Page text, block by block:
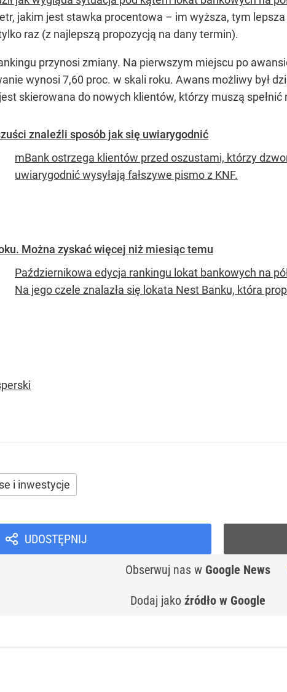
jakim jest stawka procentowa – im wyższa, tym
raz (z najlepszą propozycją na dany termin).
przynosi zmiany. Na pierwszym miejscu po
wynosi 7,60 proc. w skali roku. Awans możliwy był
skierowana do nowych klientów, którzy muszą
znaleźli sposób jak się uwiarygodnić
mBank ostrzega klientów przed oszustami, którzy
uwiarygodnić wysyłają fałszywe pismo z KNF.
Można zyskać więcej niż miesiąc temu
Październikowa edycja rankingu lokat bankowych na
Na jego czele znalazła się lokata Nest Banku, która
i inwestycje
UDOSTĘPNIJ
Obserwuj nas w Google News
Dodaj jako źródło w Google